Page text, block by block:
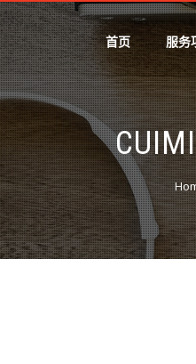
首页 服务